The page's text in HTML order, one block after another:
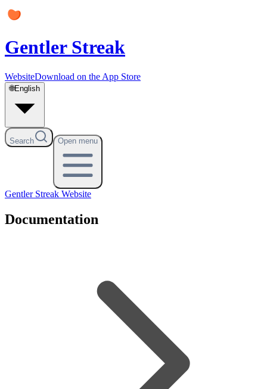
Gentler Streak
WebsiteDownload on the App Store
🌐English
Search Open menu
Gentler Streak Website
Documentation